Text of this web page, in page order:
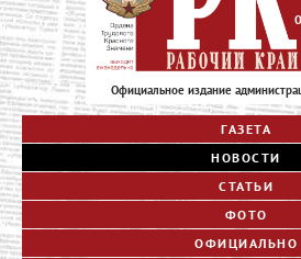
Официальное издание
ГАЗЕТА
НОВОСТИ
СТАТЬИ
ФОТО
ОФИЦИАЛЬНО